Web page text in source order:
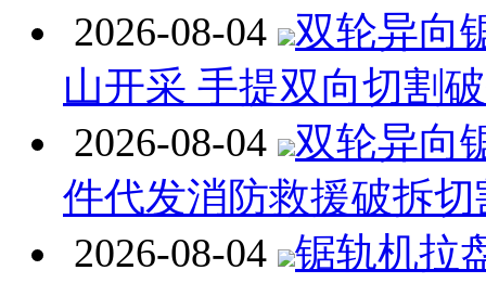
2026-08-04
双轮异向
山开采 手提双向切割
2026-08-04
双轮异向
件代发消防救援破拆
2026-08-04
锯轨机拉